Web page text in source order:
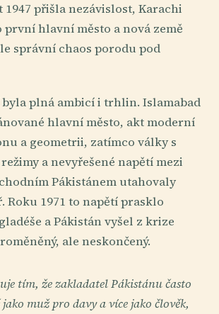
1947 přišla nezávislost, Karachi
hlavní město a nová země
správní chaos porodu pod
plná ambicí i trhlin. Islamabad
hlavní město, akt moderní
a geometrii, zatímco války s
a nevyřešené napětí mezi
Pákistánem utahovaly
Roku 1971 to napětí prasklo
a Pákistán vyšel z krize
ale neskončený.
tím, že zakladatel Pákistánu často
muž pro davy a více jako člověk,